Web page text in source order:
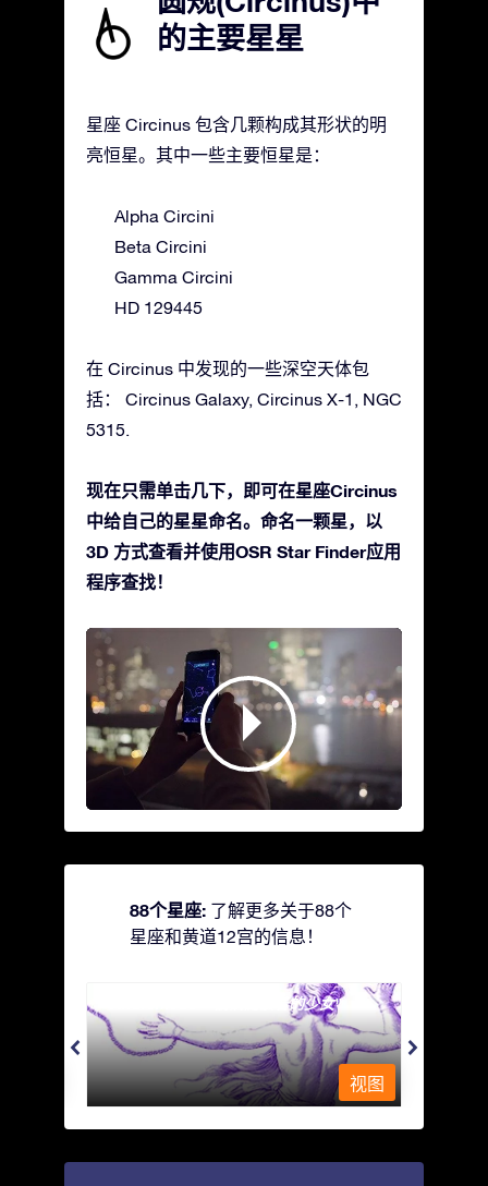
的主要星星
星座 Circinus 包含几颗构成其形状的明
亮恒星。其中一些主要恒星是：
Alpha Circini
Beta Circini
Gamma Circini
HD 129445
在 Circinus 中发现的一些深空天体包
括： Circinus Galaxy, Circinus X-1, NGC
5315.
现在只需单击几下，即可在星座Circinus
中给自己的星星命名。命名一颗星，以
3D 方式查看并使用OSR Star Finder应用
程序查找！
88个星座: 了解更多关于88个
星座和黄道12宫的信息！
Andromeda - 被铁链锁着的少女
视图